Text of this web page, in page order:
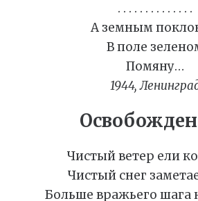
. . . . . . . . . . . . . .
А земным
В поле
Помяну…
1944,
Чистый ветер ели
Чистый снег
Больше вражьего шага